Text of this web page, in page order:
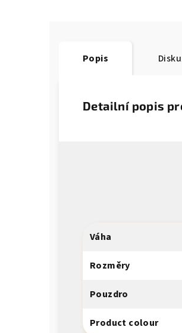
Popis
Detailní popis
Váha
Rozměry
Pouzdro
Product colour